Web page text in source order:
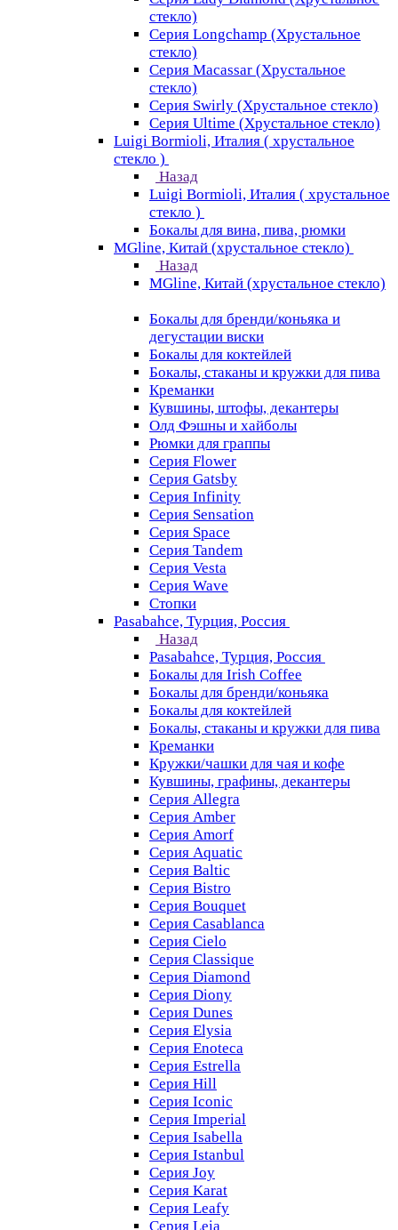
стекло)
Серия Longchamp (Хрустальное
стекло)
Серия Macassar (Хрустальное
стекло)
Серия Swirly (Хрустальное стекло)
Серия Ultime (Хрустальное стекло)
Luigi Bormioli, Италия ( хрустальное
стекло )
Назад
Luigi Bormioli, Италия ( хрустальное
стекло )
Бокалы для вина, пива, рюмки
MGline, Китай (хрустальное стекло)
Назад
MGline, Китай (хрустальное стекло)
Бокалы для бренди/коньяка и
дегустации виски
Бокалы для коктейлей
Бокалы, стаканы и кружки для пива
Креманки
Кувшины, штофы, декантеры
Олд Фэшны и хайболы
Рюмки для граппы
Серия Flower
Серия Gatsby
Серия Infinity
Серия Sensation
Серия Space
Серия Tandem
Серия Vesta
Серия Wave
Стопки
Pasabahce, Турция, Россия
Назад
Pasabahce, Турция, Россия
Бокалы для Irish Coffee
Бокалы для бренди/коньяка
Бокалы для коктейлей
Бокалы, стаканы и кружки для пива
Креманки
Кружки/чашки для чая и кофе
Кувшины, графины, декантеры
Серия Allegra
Серия Amber
Серия Amorf
Серия Aquatic
Серия Baltic
Серия Bistro
Серия Bouquet
Серия Casablanсa
Серия Cielo
Серия Classique
Серия Diamond
Серия Diony
Серия Dunes
Серия Elysia
Серия Enoteca
Серия Estrella
Серия Hill
Серия Iconic
Серия Imperial
Серия Isabella
Серия Istanbul
Серия Joy
Серия Karat
Серия Leafy
Серия Leia